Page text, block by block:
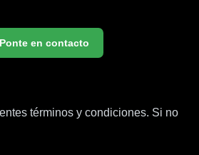
Ponte en contacto
términos y condiciones. Si no